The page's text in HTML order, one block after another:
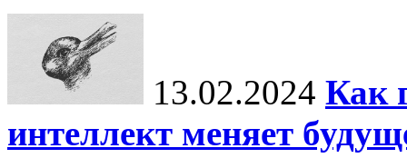
13.02.2024 Как
интеллект меняет